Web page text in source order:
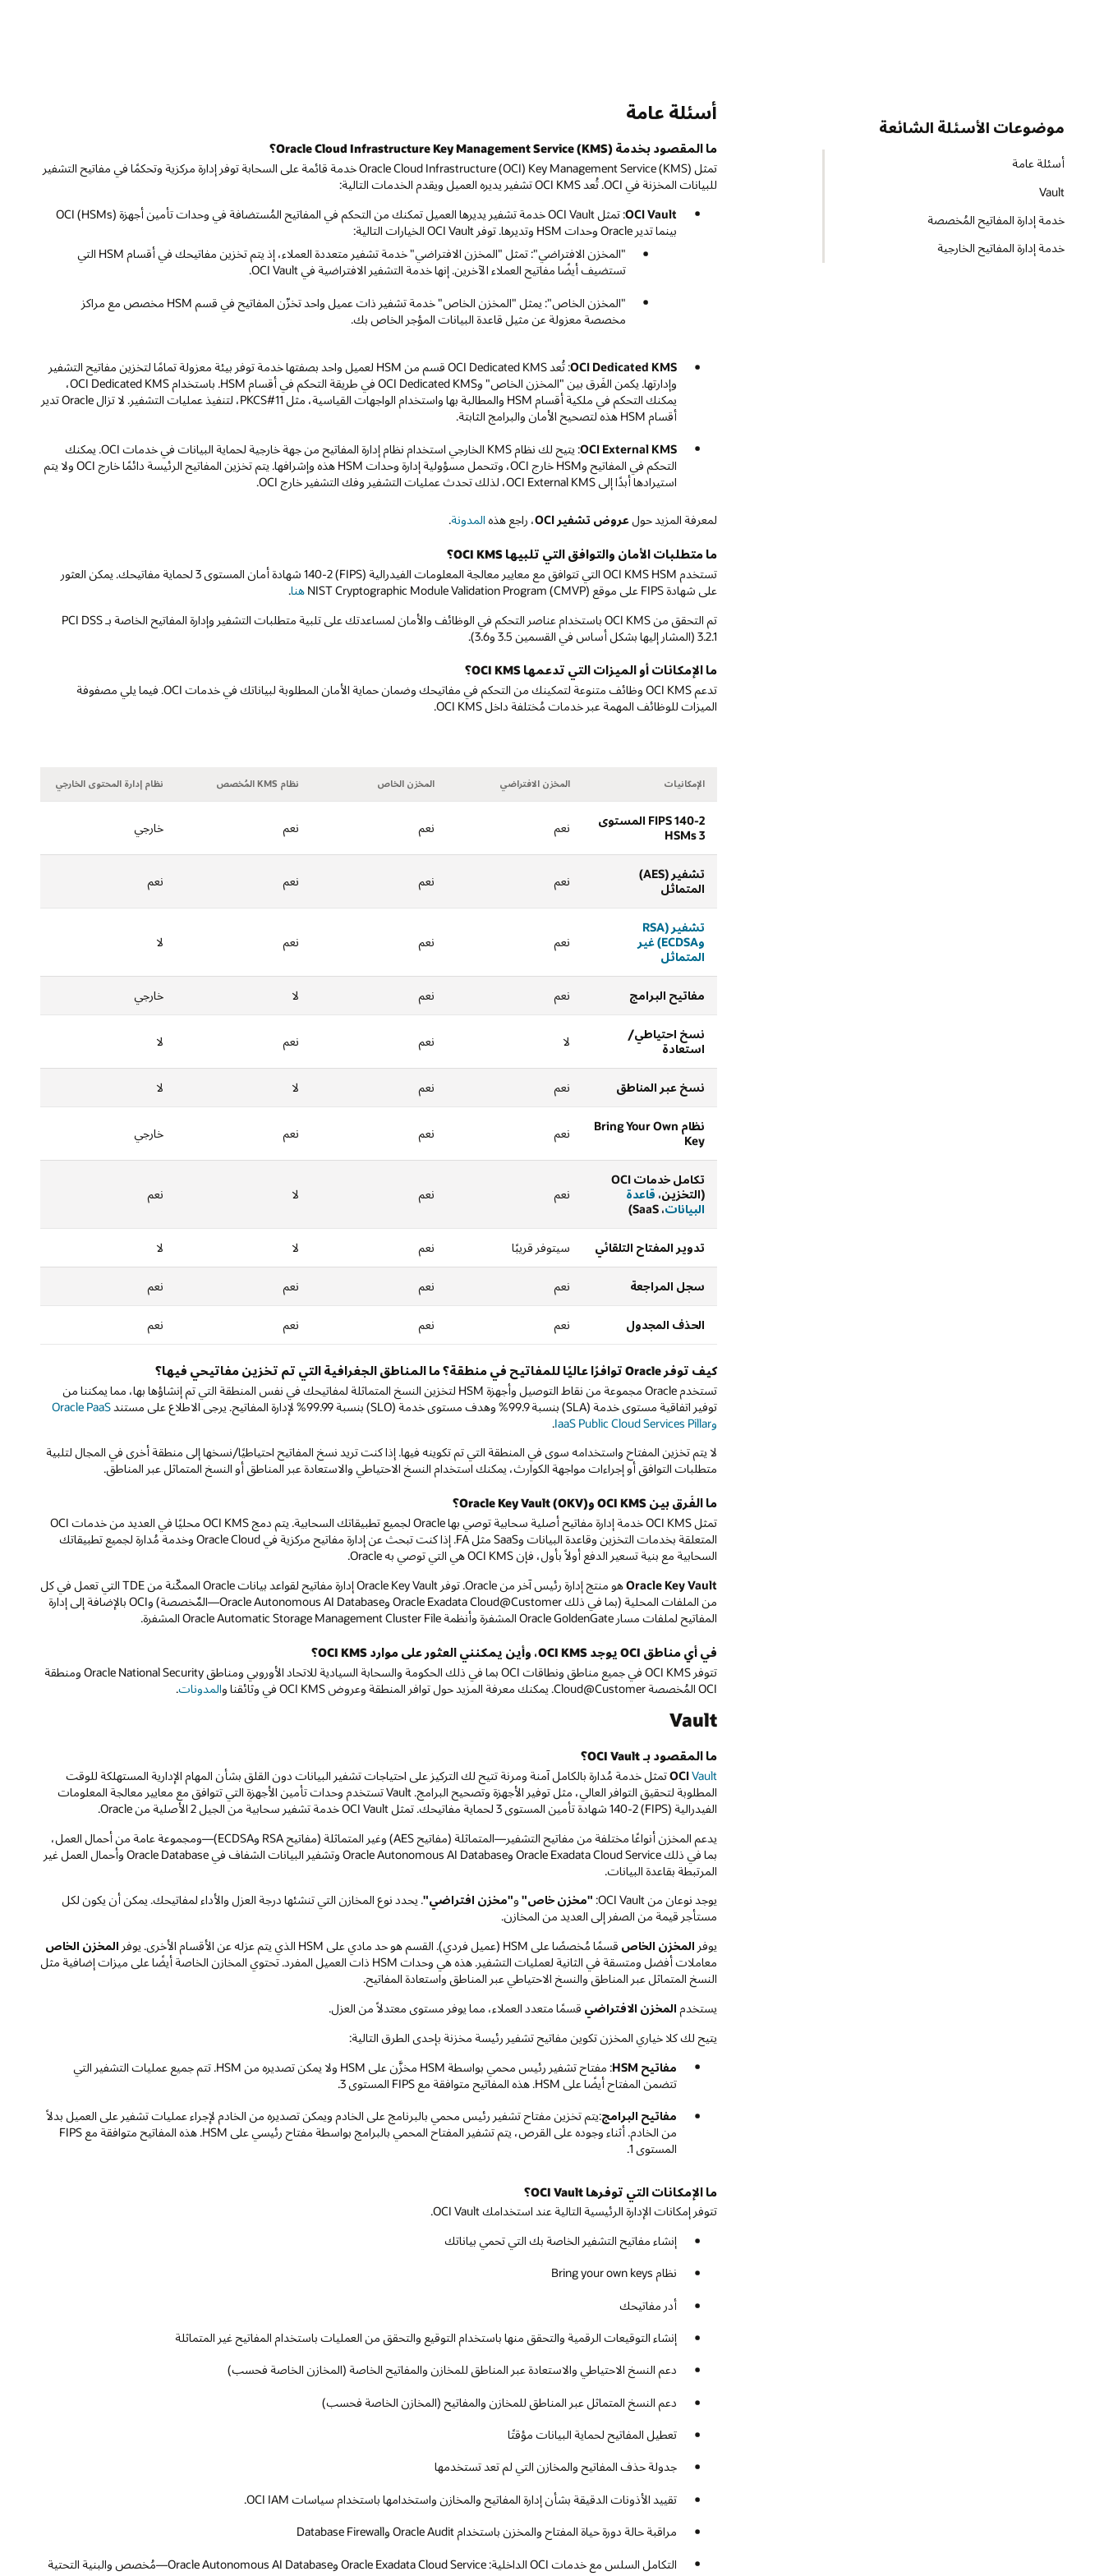
موضوعات الأسئلة الشائعة
أسئلة عامة
Vault
خدمة إدارة المفاتيح المُخصصة
خدمة إدارة المفاتيح الخارجية
أسئلة عامة
ما المقصود بخدمة Oracle Cloud Infrastructure Key Management Service (KMS)؟
تمثل Oracle Cloud Infrastructure (OCI) Key Management Service (KMS) خدمة قائمة على السحابة توفر إدارة مركزية وتحكمًا في مفاتيح التشفير
للبيانات المخزنة في OCI. تُعد OCI KMS تشفير يديره العميل ويقدم الخدمات التالية:
OCI Vault
: تمثل OCI Vault خدمة تشفير يديرها العميل تمكنك من التحكم في المفاتيح المُستضافة في وحدات تأمين أجهزة OCI (HSMs)
بينما تدير Oracle وحدات HSM وتديرها. توفر OCI Vault الخيارات التالية:
"المخزن الافتراضي": تمثل "المخزن الافتراضي" خدمة تشفير متعددة العملاء، إذ يتم تخزين مفاتيحك في أقسام HSM التي
تستضيف أيضًا مفاتيح العملاء الآخرين. إنها خدمة التشفير الافتراضية في OCI Vault.
"المخزن الخاص": يمثل "المخزن الخاص" خدمة تشفير ذات عميل واحد تخزّن المفاتيح في قسم HSM مخصص مع مراكز
مخصصة معزولة عن مثيل قاعدة البيانات المؤجر الخاص بك.
OCI Dedicated KMS
: تُعد OCI Dedicated KMS قسم من HSM لعميل واحد بصفتها خدمة توفر بيئة معزولة تمامًا لتخزين مفاتيح التشفير
وإدارتها. يكمن الفَرق بين "المخزن الخاص" وOCI Dedicated KMS في طريقة التحكم في أقسام HSM. باستخدام OCI Dedicated KMS،
يمكنك التحكم في ملكية أقسام HSM والمطالبة بها واستخدام الواجهات القياسية، مثل PKCS#11، لتنفيذ عمليات التشفير. لا تزال Oracle تدير
أقسام HSM هذه لتصحيح الأمان والبرامج الثابتة.
OCI External KMS
: يتيح لك نظام KMS الخارجي استخدام نظام إدارة المفاتيح من جهة خارجية لحماية البيانات في خدمات OCI. يمكنك
التحكم في المفاتيح وHSM خارج OCI، وتتحمل مسؤولية إدارة وحدات HSM هذه وإشرافها. يتم تخزين المفاتيح الرئيسة دائمًا خارج OCI ولا يتم
استيرادها أبدًا إلى OCI External KMS، لذلك تحدث عمليات التشفير وفك التشفير خارج OCI.
لمعرفة المزيد حولعروض تشفير OCI ، راجع هذه المدونة.
ما متطلبات الأمان والتوافق التي تلبيها OCI KMS؟
تستخدم OCI KMS HSM التي تتوافق مع معايير معالجة المعلومات الفيدرالية (FIPS) 140-2 شهادة أمان المستوى 3 لحماية مفاتيحك. يمكن العثور
على شهادة FIPS على موقع NIST Cryptographic Module Validation Program (CMVP)
هنا.
تم التحقق من OCI KMS باستخدام عناصر التحكم في الوظائف والأمان لمساعدتك على تلبية متطلبات التشفير وإدارة المفاتيح الخاصة بـ PCI DSS
3.2.1 (المشار إليها بشكل أساس في القسمين 3.5 و3.6).
ما الإمكانات أو الميزات التي تدعمها OCI KMS؟
تدعم OCI KMS وظائف متنوعة لتمكينك من التحكم في مفاتيحك وضمان حماية الأمان المطلوبة لبياناتك في خدمات OCI. فيما يلي مصفوفة
الميزات للوظائف المهمة عبر خدمات مُختلفة داخل OCI KMS.
الإمكانيات المخزن الافتراضي المخزن الخاص نظام KMS المُخصص نظام إدارة المحتوى الخارجي
FIPS 140-2 المستوى
3 HSMs
نعم نعم نعم خارجي
تشفير (AES)
المتماثل
نعم نعم نعم نعم
تشفير (RSA
وECDSA) غير
المتماثل
نعم نعم نعم لا
مفاتيح البرامج نعم نعم لا خارجي
نسخ احتياطي/
استعادة
لا نعم نعم لا
نسخ عبر المناطق نعم نعم لا لا
نظام Bring Your Own
Key
نعم نعم نعم خارجي
تكامل خدمات OCI
(التخزين، قاعدة
البيانات، SaaS)
نعم نعم لا نعم
تدوير المفتاح التلقائي سيتوفر قريبًا نعم لا لا
سجل المراجعة نعم نعم نعم نعم
الحذف المجدول نعم نعم نعم نعم
كيف توفر Oracle توافرًا عاليًا للمفاتيح في منطقة؟ ما المناطق الجغرافية التي تم تخزين مفاتيحي فيها؟
تستخدم Oracle مجموعة من نقاط التوصيل وأجهزة HSM لتخزين النسخ المتماثلة لمفاتيحك في نفس المنطقة التي تم إنشاؤها بها، مما يمكننا من
توفير اتفاقية مستوى خدمة (SLA) بنسبة 99.9% وهدف مستوى خدمة (SLO) بنسبة 99.99% لإدارة المفاتيح. يرجى الاطلاع على مستند
Oracle PaaS
وIaaS Public Cloud Services Pillar
.
لا يتم تخزين المفتاح واستخدامه سوى في المنطقة التي تم تكوينه فيها. إذا كنت تريد نسخ المفاتيح احتياطيًا/نسخها إلى منطقة أخرى في المجال لتلبية
متطلبات التوافق أو إجراءات مواجهة الكوارث، يمكنك استخدام النسخ الاحتياطي والاستعادة عبر المناطق أو النسخ المتماثل عبر المناطق.
ما الفَرق بين OCI KMS وOracle Key Vault (OKV)؟
تمثل OCI KMS خدمة إدارة مفاتيح أصلية سحابية توصي بها Oracle لجميع تطبيقاتك السحابية. يتم دمج OCI KMS محليًا في العديد من خدمات OCI
المتعلقة بخدمات التخزين وقاعدة البيانات وSaaS مثل FA. إذا كنت تبحث عن إدارة مفاتيح مركزية في Oracle Cloud وخدمة مُدارة لجميع تطبيقاتك
السحابية مع بنية تسعير الدفع أولاً بأول، فإن OCI KMS هي التي توصي به Oracle.
Oracle Key Vault
هو منتج إدارة رئيس آخر من Oracle. توفر Oracle Key Vault إدارة مفاتيح لقواعد بيانات Oracle الممكّنة من TDE التي تعمل في كل
من الملفات المحلية (بما في ذلك Oracle Exadata Cloud@Customer وOracle Autonomous AI Database—المٌخصصة) وOCI بالإضافة إلى إدارة
المفاتيح لملفات مسار Oracle GoldenGate المشفرة وأنظمة Oracle Automatic Storage Management Cluster File المشفرة.
في أي مناطق OCI يوجد OCI KMS، وأين يمكنني العثور على موارد OCI KMS؟
تتوفر OCI KMS في جميع مناطق ونطاقات OCI بما في ذلك الحكومة والسحابة السيادية للاتحاد الأوروبي ومناطق Oracle National Security ومنطقة
OCI المُخصصة Cloud@Customer. يمكنك معرفة المزيد حول توافر المنطقة وعروض OCI KMS في وثائقنا و
المدونات.
Vault
ما المقصود بـ OCI Vault؟
OCIVault
تمثل خدمة مُدارة بالكامل آمنة ومرنة تتيح لك التركيز على احتياجات تشفير البيانات دون القلق بشأن المهام الإدارية المستهلكة للوقت
المطلوبة لتحقيق التوافر العالي، مثل توفير الأجهزة وتصحيح البرامج. Vault تستخدم وحدات تأمين الأجهزة التي تتوافق مع معايير معالجة المعلومات
الفيدرالية (FIPS) 140-2 شهادة تأمين المستوى 3 لحماية مفاتيحك. تمثل OCI Vault خدمة تشفير سحابية من الجيل 2 الأصلية من Oracle.
يدعم المخزن أنواعًا مختلفة من مفاتيح التشفير—المتماثلة (مفاتيح AES) وغير المتماثلة (مفاتيح RSA وECDSA)—ومجموعة عامة من أحمال العمل،
بما في ذلك Oracle Exadata Cloud Service وOracle Autonomous AI Database وتشفير البيانات الشفاف في Oracle Database وأحمال العمل غير
المرتبطة بقاعدة البيانات.
يوجد نوعان من OCI Vault:
"مخزن خاص" و"مخزن افتراضي". يحدد نوع المخازن التي تنشئها درجة العزل والأداء لمفاتيحك. يمكن أن يكون لكل
مستأجر قيمة من الصفر إلى العديد من المخازن.
يوفر المخزن الخاص قسمًا مُخصصًا على HSM (عميل فردي). القسم هو حد مادي على HSM الذي يتم عزله عن الأقسام الأخرى. يوفر
المخزن الخاص
معاملات أفضل ومتسقة في الثانية لعمليات التشفير. هذه هي وحدات HSM ذات العميل المفرد. تحتوي المخازن الخاصة أيضًا على ميزات إضافية مثل
النسخ المتماثل عبر المناطق والنسخ الاحتياطي عبر المناطق واستعادة المفاتيح.
يستخدم المخزن الافتراضي قسمًا متعدد العملاء، مما يوفر مستوى معتدلاً من العزل.
يتيح لك كلا خياري المخزن تكوين مفاتيح تشفير رئيسة مخزنة بإحدى الطرق التالية:
مفاتيح HSM
: مفتاح تشفير رئيس محمي بواسطة HSM مخزَّن على HSM ولا يمكن تصديره من HSM. تتم جميع عمليات التشفير التي
تتضمن المفتاح أيضًا على HSM. هذه المفاتيح متوافقة مع FIPS المستوى 3.
مفاتيح البرامج:يتم تخزين مفتاح تشفير رئيس محمي بالبرنامج على الخادم ويمكن تصديره من الخادم لإجراء عمليات تشفير على العميل بدلاً
من الخادم. أثناء وجوده على القرص، يتم تشفير المفتاح المحمي بالبرامج بواسطة مفتاح رئيسي على HSM. هذه المفاتيح متوافقة مع FIPS
المستوى 1.
ما الإمكانات التي توفرها OCI Vault؟
تتوفر إمكانات الإدارة الرئيسية التالية عند استخدامك OCI Vault.
إنشاء مفاتيح التشفير الخاصة بك التي تحمي بياناتك
نظام Bring your own keys
أدر مفاتيحك
إنشاء التوقيعات الرقمية والتحقق منها باستخدام التوقيع والتحقق من العمليات باستخدام المفاتيح غير المتماثلة
دعم النسخ الاحتياطي والاستعادة عبر المناطق للمخازن والمفاتيح الخاصة (المخازن الخاصة فحسب)
دعم النسخ المتماثل عبر المناطق للمخازن والمفاتيح (المخازن الخاصة فحسب)
تعطيل المفاتيح لحماية البيانات مؤقتًا
جدولة حذف المفاتيح والمخازن التي لم تعد تستخدمها
تقييد الأذونات الدقيقة بشأن إدارة المفاتيح والمخازن واستخدامها باستخدام سياسات OCI IAM.
مراقبة حالة دورة حياة المفتاح والمخزن باستخدام Oracle Audit وDatabase Firewall
التكامل السلس مع خدمات OCI الداخلية: Oracle Exadata Cloud Service وOracle Autonomous AI Database—مُخصص والبنية التحتية